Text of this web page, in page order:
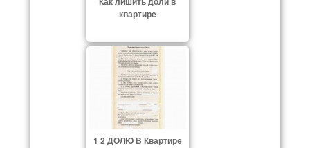
квартире
1 2 ДОЛЮ В Квартире